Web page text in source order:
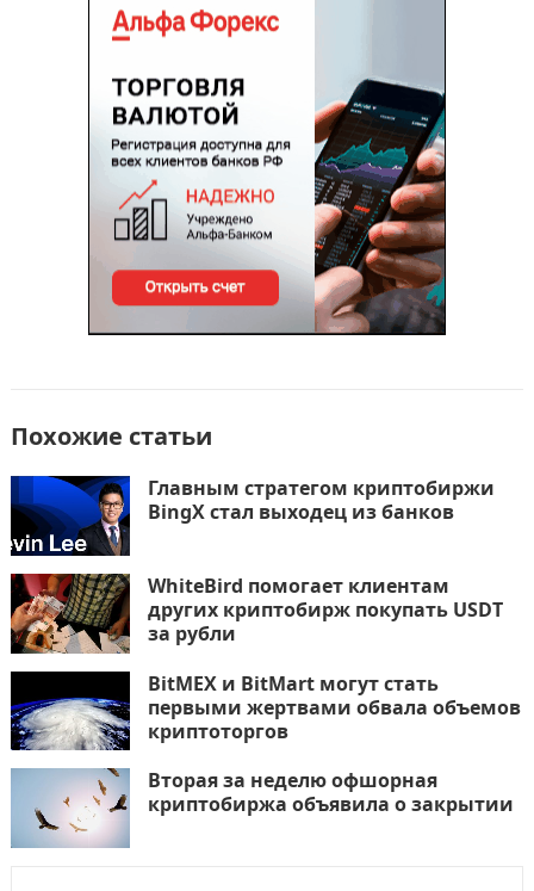
o
n
в
и
т
ь
Похожие статьи
Главным стратегом криптобиржи
BingX стал выходец из банков
WhiteBird помогает клиентам
других криптобирж покупать USDT
за рубли
BitMEX и BitMart могут стать
первыми жертвами обвала объемов
криптоторгов
Вторая за неделю офшорная
криптобиржа объявила о закрытии